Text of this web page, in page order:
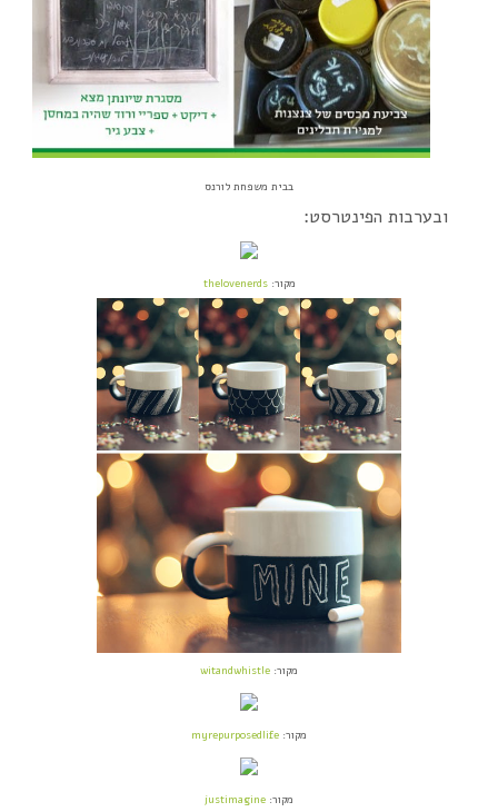
בבית משפחת לורנס
ובערבות הפינטרסט:
מקור:thelovenerds
מקור: witandwhistle
מקור: myrepurposedlife
מקור: justimagine